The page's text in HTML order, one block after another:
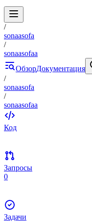
/
sonaasofa
/
sonaasofaa
ОбзорДокументация
/
sonaasofa
/
sonaasofaa
Код
Запросы
0
Задачи